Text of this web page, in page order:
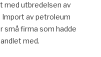
med utbredelsen av
Import av petroleum
små firma som hadde
med.